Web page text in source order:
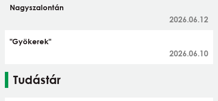
Nagyszalontán
2026.06.12
"Gyökerek"
2026.06.10
Tudástár